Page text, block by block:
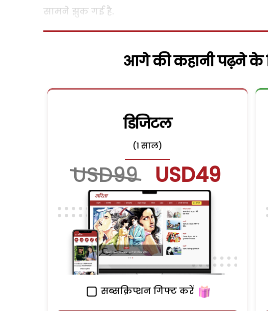
सामने झुक गई है.
आगे की कहानी पढ़ने के
डिजिटल
(1 साल)
USD99 USD49
सब्सक्रिप्शन गिफ्ट करें